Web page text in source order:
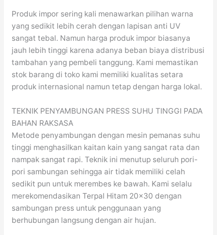
Produk impor sering kali menawarkan pilihan warna
yang sedikit lebih cerah dengan lapisan anti UV
sangat tebal. Namun harga produk impor biasanya
jauh lebih tinggi karena adanya beban biaya distribusi
tambahan yang pembeli tanggung. Kami memastikan
stok barang di toko kami memiliki kualitas setara
produk internasional namun tetap dengan harga lokal.
TEKNIK PENYAMBUNGAN PRESS SUHU TINGGI PADA
BAHAN RAKSASA
Metode penyambungan dengan mesin pemanas suhu
tinggi menghasilkan kaitan kain yang sangat rata dan
nampak sangat rapi. Teknik ini menutup seluruh pori-
pori sambungan sehingga air tidak memiliki celah
sedikit pun untuk merembes ke bawah. Kami selalu
merekomendasikan Terpal Hitam 20×30 dengan
sambungan press untuk penggunaan yang
berhubungan langsung dengan air hujan.